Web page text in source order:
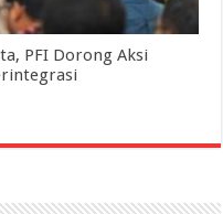
PFI Dorong Aksi